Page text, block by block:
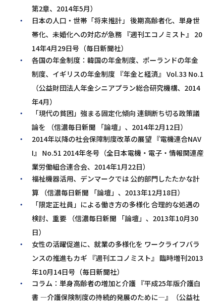
第2章、2014年5月）
日本の人口・世帯「将来推計」 後期高齢者化、単身世
帯化、未婚化への対応が急務 『週刊エコノミスト』 20
14年4月29日号（毎日新聞社）
各国の年金制度：韓国の年金制度、ポーランドの年金
制度、イギリスの年金制度 『年金と経済』 Vol.33 No.1
（公益財団法人年金シニアプラン総合研究機構、2014
年4月）
「現代の貧困」強まる固定化傾向 連鎖断ち切る政策議
論を （信濃毎日新聞 「論壇」、2014年2月12日）
2014年以降の社会保障制度改革の展望 『電機連合NAV
I』 No.51 2014年冬号（全日本電機・電子・情報関連産
業労働組合連合会、2014年1月22日）
福祉機器活用、デンマークでは 公的部門したたかな計
算 （信濃毎日新聞 「論壇」、2013年12月18日）
「限定正社員」による働き方の多様化 合理的な処遇の
検討、重要 （信濃毎日新聞 「論壇」、2013年10月30
日）
女性の活躍促進に、就業の多様化を ワークライフバラ
ンスの推進もカギ 『週刊エコノミスト』 臨時増刊2013
年10月14日号（毎日新聞社）
コラム：単身高齢者の増加と介護 『平成25年版介護白
書 ―介護保険制度の持続的発展のために―』（公益社